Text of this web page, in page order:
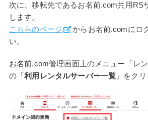
次に、移転先であるお名前.com共用RS
します。
こちらのページ
からお名前.comにロ
い。
お名前.com管理画面上のメニュー「レ
の「利用レンタルサーバー一覧 」をク